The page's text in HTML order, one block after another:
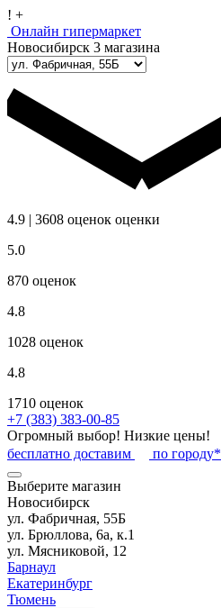
! +
Онлайн гипермаркет
Новосибирск 3 магазина
4.9 | 3608 оценок оценки
5.0
870 оценок
4.8
1028 оценок
4.8
1710 оценок
+7 (383) 383-00-85
Огромный выбор! Низкие цены!
бесплатно доставим
по городу*
Выберите магазин
Новосибирск
ул. Фабричная, 55Б
ул. Брюллова, 6а, к.1
ул. Мясниковой, 12
Барнаул
Екатеринбург
Тюмень